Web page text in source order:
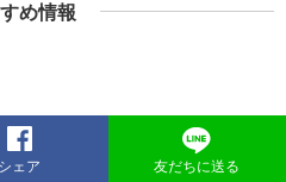
め情報
シェア 友だちに送る